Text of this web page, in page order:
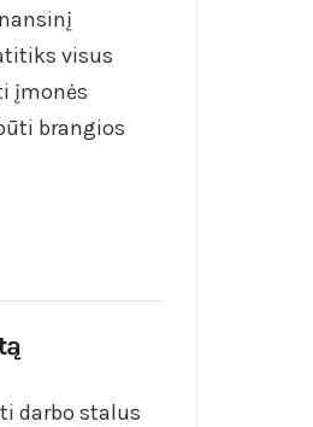
visus
įmonės
brangios
darbo stalus